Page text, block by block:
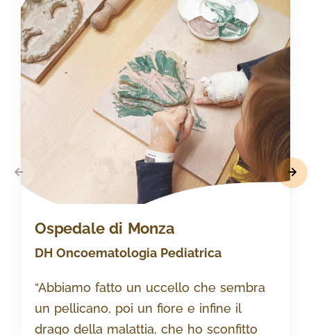
Ospedale di Monza
DH Oncoematologia Pediatrica
“Abbiamo fatto un uccello che sembra
un pellicano, poi un fiore e infine il
drago della malattia, che ho sconfitto